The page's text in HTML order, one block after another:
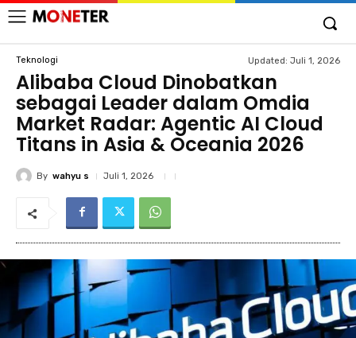
Teknologi Updated: Juli 1, 2026
Alibaba Cloud Dinobatkan
sebagai Leader dalam Omdia
Market Radar: Agentic AI Cloud
Titans in Asia & Oceania 2026
By wahyu s Juli 1, 2026